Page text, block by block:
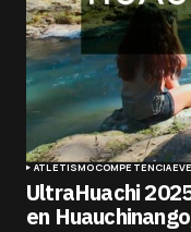
ATLETISMOCOMPETENCIA
UltraHuachi
en